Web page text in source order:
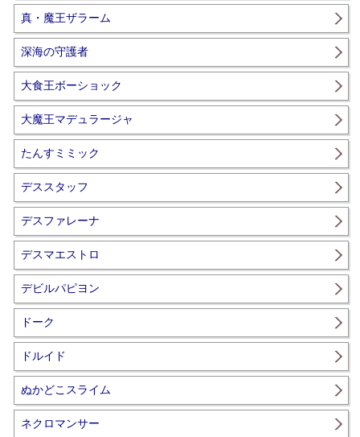
真・魔王ザラーム
深海の守護者
大食王ボーショック
大魔王マデュラージャ
たんすミミック
デススタッフ
デスファレーナ
デスマエストロ
デビルパピヨン
ドーク
ドルイド
ぬかどこスライム
ネクロマンサー